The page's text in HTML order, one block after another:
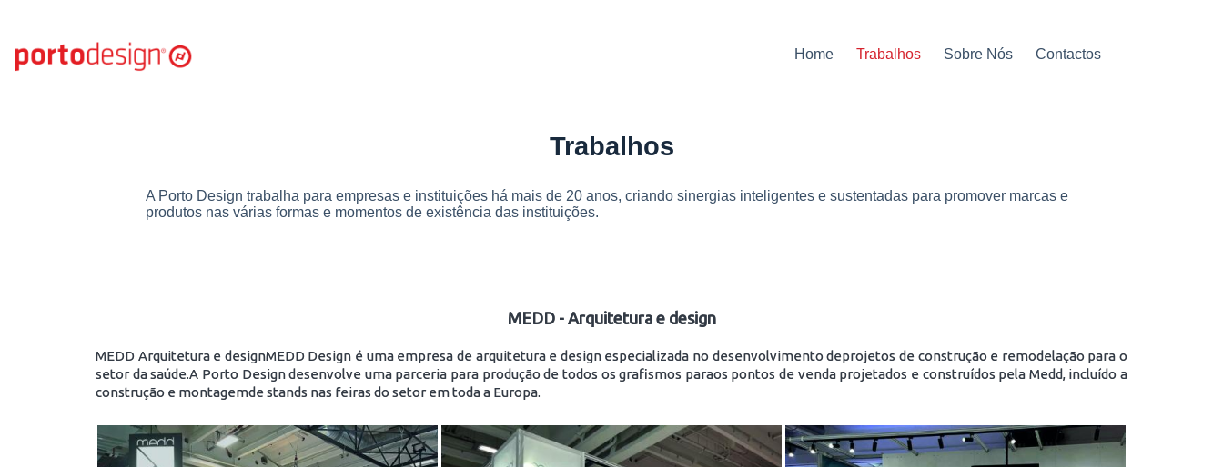
Home Trabalhos Sobre Nós Contactos
Trabalhos
A Porto Design trabalha para empresas e instituições há mais de 20 anos, criando sinergias inteligentes e sustentadas para promover marcas e
produtos nas várias formas e momentos de existência das instituições.
MEDD - Arquitetura e design
MEDD Arquitetura e designMEDD Design é uma empresa de arquitetura e design especializada no desenvolvimento deprojetos de construção e remodelação para o
setor da saúde.A Porto Design desenvolve uma parceria para produção de todos os grafismos paraos pontos de venda projetados e construídos pela Medd, incluído a
construção e montagemde stands nas feiras do setor em toda a Europa.